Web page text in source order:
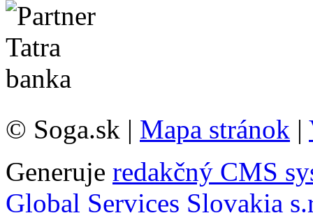
© Soga.sk | Mapa stránok |
Generuje redakčný CMS
Global Services Slovakia